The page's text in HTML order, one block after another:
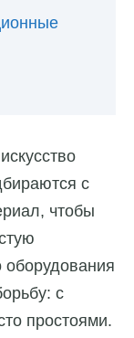
с
чтобы
оборудования
с
простоями.